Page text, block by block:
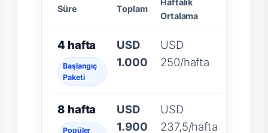
Süre Toplam
Haftalık
Ortalama
4 hafta
Başlangıç
Paketi
USD
1.000
USD
250/hafta
8 hafta
Popüler
USD
1.900
USD
237,5/hafta